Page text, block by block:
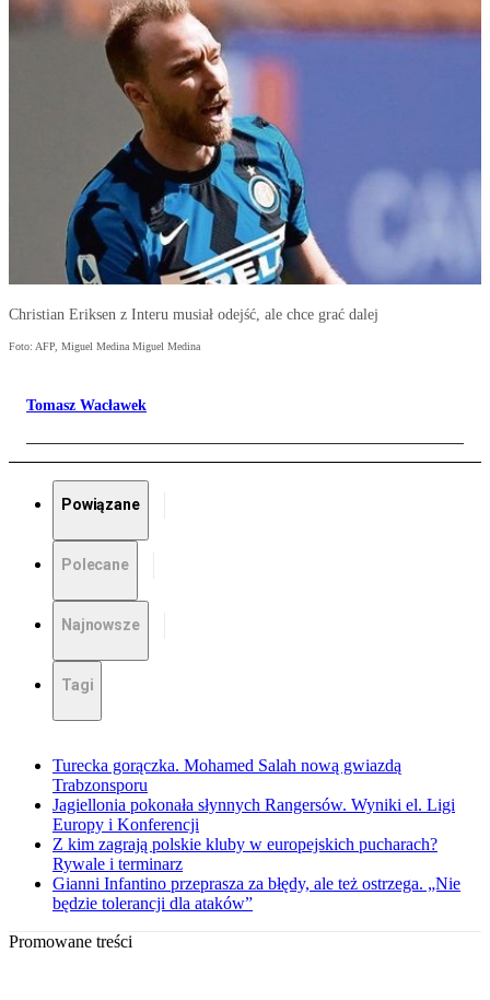
Christian Eriksen z Interu musiał odejść, ale chce grać dalej
Foto: AFP, Miguel Medina Miguel Medina
Tomasz Wacławek
Powiązane
Polecane
Najnowsze
Tagi
Turecka gorączka. Mohamed Salah nową gwiazdą
Trabzonsporu
Jagiellonia pokonała słynnych Rangersów. Wyniki el. Ligi
Europy i Konferencji
Z kim zagrają polskie kluby w europejskich pucharach?
Rywale i terminarz
Gianni Infantino przeprasza za błędy, ale też ostrzega. „Nie
będzie tolerancji dla ataków”
Promowane treści